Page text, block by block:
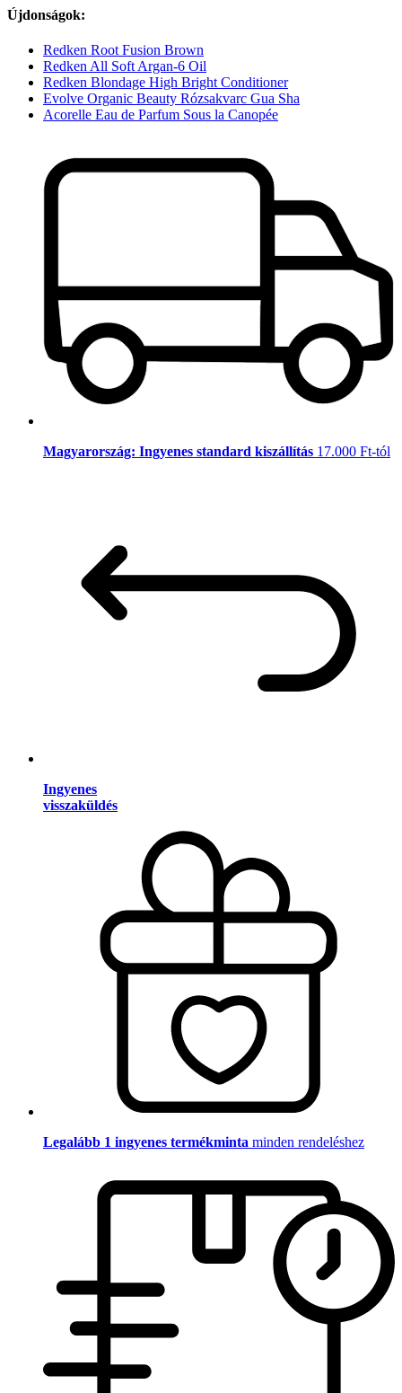
Újdonságok:
Redken Root Fusion Brown
Redken All Soft Argan-6 Oil
Redken Blondage High Bright Conditioner
Evolve Organic Beauty Rózsakvarc Gua Sha
Acorelle Eau de Parfum Sous la Canopée
Magyarország: Ingyenes standard kiszállítás 17.000 Ft-tól
Ingyenes
visszaküldés
Legalább 1 ingyenes termékminta minden rendeléshez